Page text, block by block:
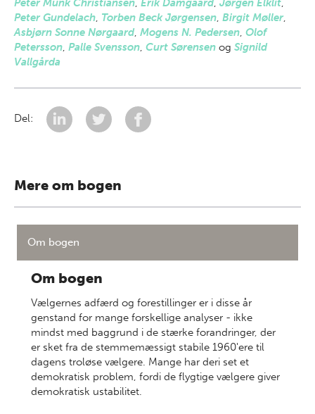
Peter Munk Christiansen, Erik Damgaard, Jørgen Elklit,
Peter Gundelach, Torben Beck Jørgensen, Birgit Møller,
Asbjørn Sonne Nørgaard, Mogens N. Pedersen, Olof
Petersson, Palle Svensson, Curt Sørensen og Signild
Vallgårda
Del:
Mere om bogen
Om bogen
Om bogen
Vælgernes adfærd og forestillinger er i disse år
genstand for mange forskellige analyser - ikke
mindst med baggrund i de stærke forandringer, der
er sket fra de stemmemæssigt stabile 1960'ere til
dagens troløse vælgere. Mange har deri set et
demokratisk problem, fordi de flygtige vælgere giver
demokratisk ustabilitet.